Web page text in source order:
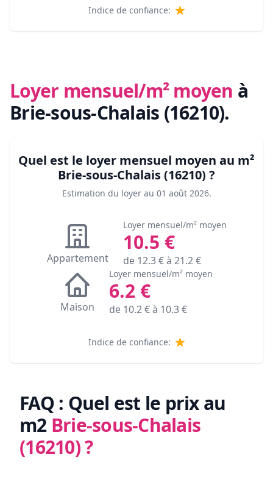
Indice de confiance:
Loyer mensuel/m² moyen à
Brie-sous-Chalais (16210).
Quel est le loyer mensuel moyen au m²
Brie-sous-Chalais (16210) ?
Estimation du loyer au 01 août 2026.
Appartement
Loyer mensuel/m² moyen
10.5 €
de 12.3€ à 21.2€
Maison
Loyer mensuel/m² moyen
6.2 €
de 10.2€ à 10.3€
Indice de confiance:
FAQ : Quel est le prix au
m2 Brie-sous-Chalais
(16210)?